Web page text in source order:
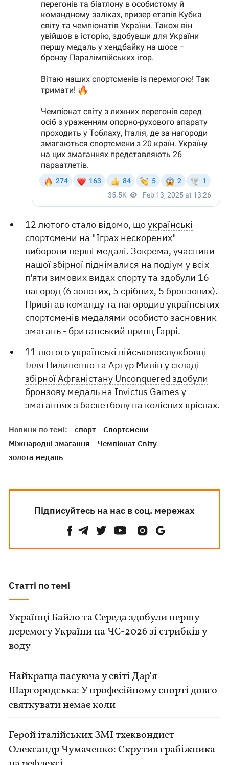
12 лютого стало відомо, щоукраїнські
спортсмени на "Іграх нескорених"
вибороли перші медалі. Зокрема, учасники
нашої збірної піднімалися на подіум у всіх
п'яти зимових видах спорту та здобули 16
нагород (6 золотих, 5 срібних, 5 бронзових).
Привітав команду та нагородив українських
спортсменів медалями особисто засновник
змагань - британський принц Гаррі.
11 лютогоукраїнські військовослужбовці
Ілля Пилипенко та Артур Милін у складі
збірної Афганістану Unconquered здобули
бронзову медаль на Invictus Games у
змаганнях з баскетболу на колісних кріслах.
Новини по темі: спорт
Спортсмени
Міжнародні змагання
Чемпіонат Світу
золота медаль
Підписуйтесь на нас в соц. мережах
Статті по темі
Українці Байло та Середа здобули першу
перемогу України на ЧЄ-2026 зі стрибків у
воду
Найкраща пасуюча у світі Дар’я
Шаргородська: У професійному спорті довго
святкувати немає коли
Герой італійських ЗМІ тхеквондист
Олександр Чумаченко: Скрутив грабіжника